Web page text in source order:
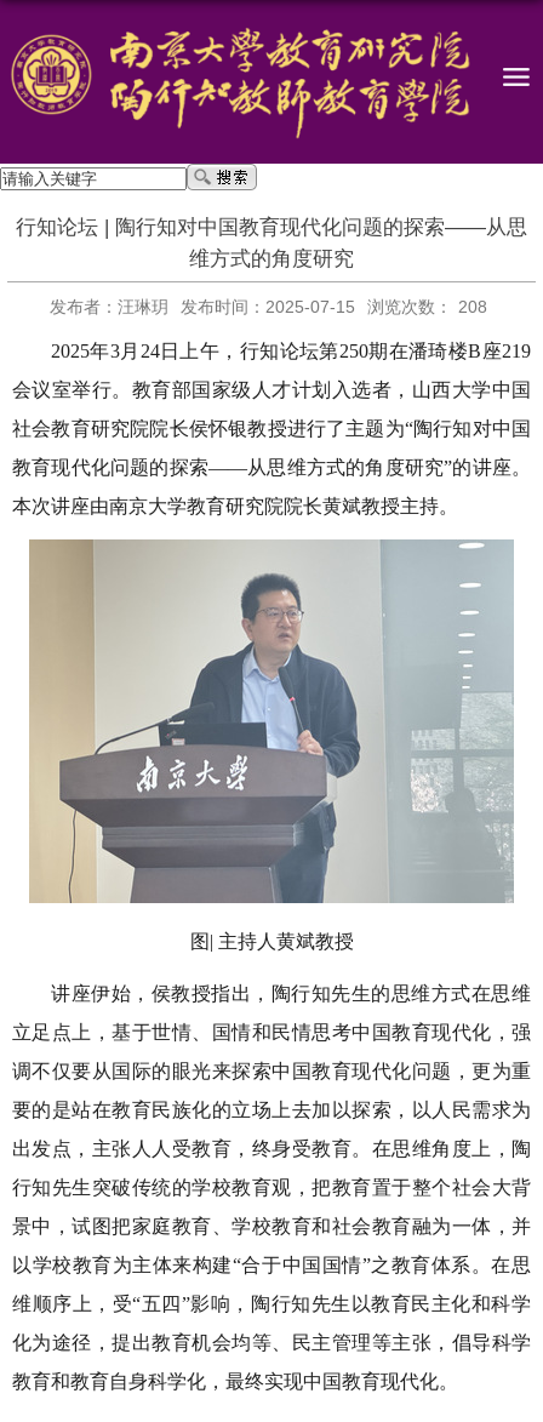
行知论坛 | 陶行知对中国教育现代化问题的探索——从思
维方式的角度研究
发布者：汪琳玥 发布时间：2025-07-15 浏览次数： 208
2025年3月 24日上午，行知论坛第250期在潘琦楼B 座219
会议室举行。教育部国家级人才计划入选者，山西大学中国
社会教育研究院院长侯怀银教授进行了主题为“陶行知对中国
教育现代化问题的探索——从思维方式的角度研究”的讲座。
本次讲座由南京大学教育研究院院长黄斌教授主持。
图 | 主持人黄斌教授
讲座伊始，侯教授指出，陶行知先生的思维方式在思维
立足点上，基于世情、国情和民情思考中国教育现代化，强
调不仅要从国际的眼光来探索中国教育现代化问题，更为重
要的是站在教育民族化的立场上去加以探索，以人民需求为
出发点，主张人人受教育，终身受教育。在思维角度上，陶
行知先生突破传统的学校教育观，把教育置于整个社会大背
景中，试图把家庭教育、学校教育和社会教育融为一体，并
以学校教育为主体来构建“合于中国国情”之教育体系。在思
维顺序上，受“五四”影响，陶行知先生以教育民主化和科学
化为途径，提出教育机会均等、民主管理等主张，倡导科学
教育和教育自身科学化，最终实现中国教育现代化。